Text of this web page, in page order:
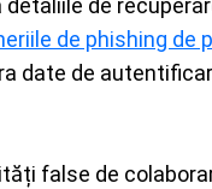
de
de phishing de
date de
false de